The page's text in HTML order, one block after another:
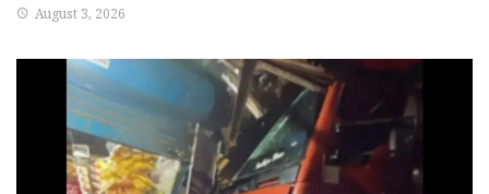
August 3, 2026